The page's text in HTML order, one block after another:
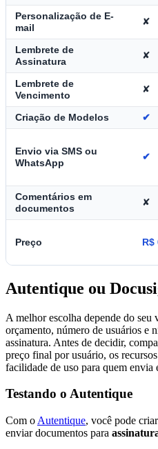
Personalização de E-
mail
✘
Lembrete de
Assinatura
✘
Lembrete de
Vencimento
✘
Criação de Modelos ✔
Envio via SMS ou
WhatsApp
✔
Comentários em
documentos
✘
Preço R$
Autentique ou
A melhor escolha depende do seu
orçamento, número de usuários e
assinatura. Antes de decidir,
preço final por usuário, os
facilidade de uso para quem envia
Testando o Autentique
Com o Autentique, você pode
enviar documentos para